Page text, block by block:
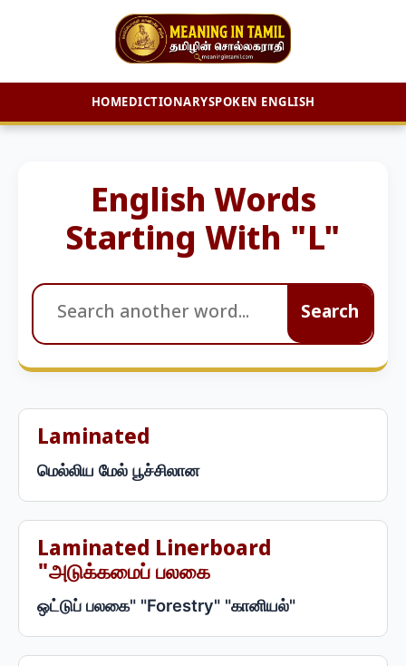
HOMEDICTIONARYSPOKEN ENGLISH
English Words
Starting With "L"
Search
Laminated
மெல்லிய மேல் பூச்சிலான
Laminated Linerboard
"அடுக்கமைப் பலகை
ஒட்டுப் பலகை" "Forestry" "கானியல்"